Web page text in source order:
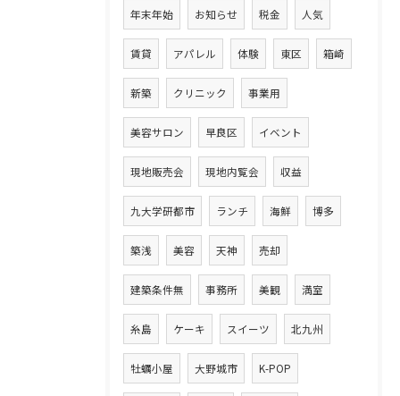
年末年始 お知らせ 税金 人気
賃貸 アパレル 体験 東区 箱崎
新築 クリニック 事業用
美容サロン 早良区 イベント
現地販売会 現地内覧会 収益
九大学研都市 ランチ 海鮮 博多
築浅 美容 天神 売却
建築条件無 事務所 美観 満室
糸島 ケーキ スイーツ 北九州
牡蠣小屋 大野城市 K-POP